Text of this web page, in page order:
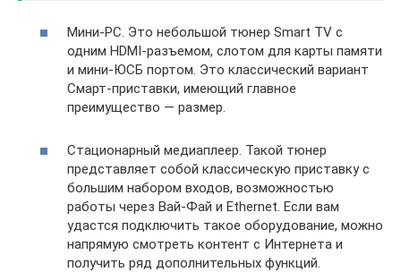
Мини-PC. Это небольшой тюнер Smart TV с
одним HDMI-разъемом, слотом для карты памяти
и мини-ЮСБ портом. Это классический вариант
Смарт-приставки, имеющий главное
преимущество — размер.
Стационарный медиаплеер. Такой тюнер
представляет собой классическую приставку с
большим набором входов, возможностью
работы через Вай-Фай и Ethernet. Если вам
удастся подключить такое оборудование, можно
напрямую смотреть контент с Интернета и
получить ряд дополнительных функций.